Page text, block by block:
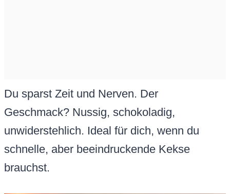
Du sparst Zeit und Nerven. Der
Geschmack? Nussig, schokoladig,
unwiderstehlich. Ideal für dich, wenn du
schnelle, aber beeindruckende Kekse
brauchst.